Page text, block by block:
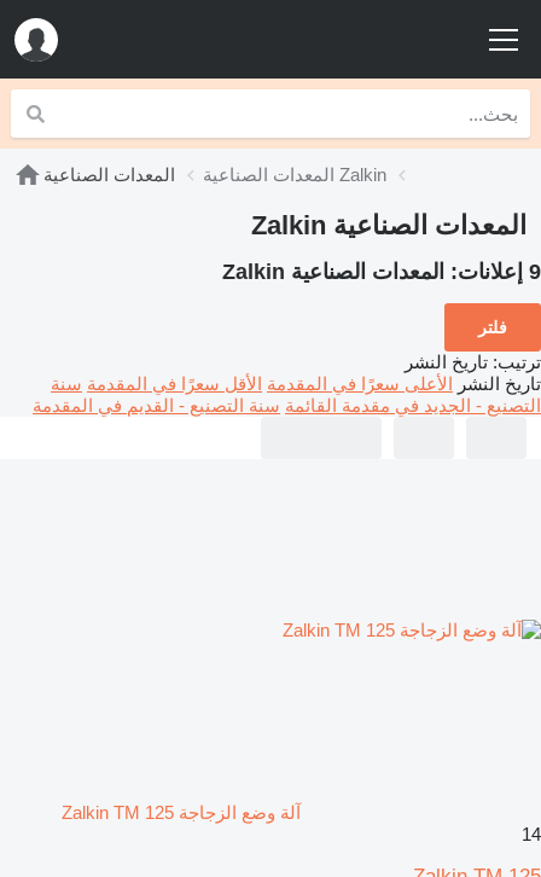
المعدات الصناعية المعدات الصناعية Zalkin
المعدات الصناعية Zalkin
9 إعلانات: المعدات الصناعية Zalkin
فلتر
ترتيب: تاريخ النشر
تاريخ النشر الأعلى سعرًا في المقدمة الأقل سعرًا في المقدمة سنة
التصنيع - الجديد في مقدمة القائمة سنة التصنيع - القديم في المقدمة
آلة وضع الزجاجة Zalkin TM 125
14